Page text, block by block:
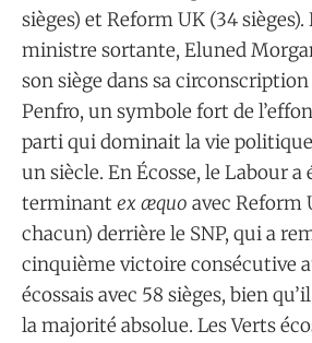
sièges) et Reform UK (34
ministre sortante, Eluned
son siège dans sa
Penfro, un symbole fort de
parti qui dominait la vie
un siècle. En Écosse, le Labour
terminant ex æquo avec Reform
chacun) derrière le SNP, qui a
cinquième victoire consécutive
écossais avec 58 sièges, bien
la majorité absolue. Les Verts